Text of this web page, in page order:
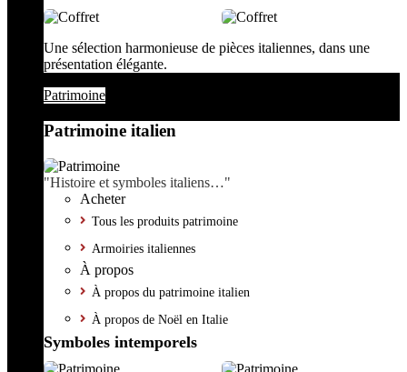
Une sélection harmonieuse de pièces italiennes, dans une
présentation élégante.
Patrimoine
Patrimoine italien
"Histoire et symboles italiens…"
Acheter
Tous les produits patrimoine
Armoiries italiennes
À propos
À propos du patrimoine italien
À propos de Noël en Italie
Symboles intemporels